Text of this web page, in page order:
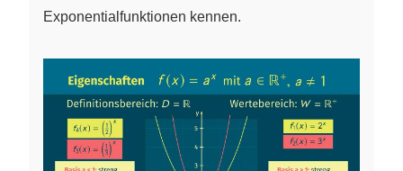
Exponentialfunktionen kennen.